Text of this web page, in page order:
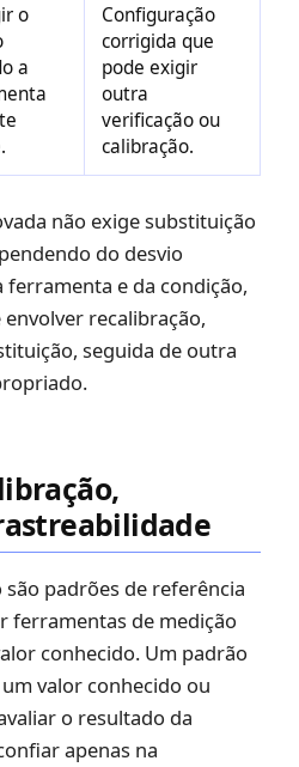
o
a
Configuração
corrigida que
pode exigir
outra
verificação ou
calibração.
não exige substituição
do desvio
e da condição,
recalibração,
seguida de outra
padrões de referência
ferramentas de medição
conhecido. Um padrão
valor conhecido ou
o resultado da
apenas na